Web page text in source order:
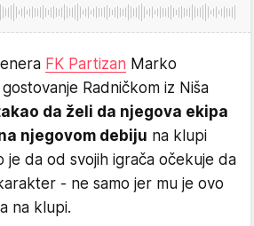
FK Partizan Marko
Radničkom iz Niša
da želi da njegova ekipa
njegovom debiju na klupi
je da od svojih igrača očekuje da
- ne samo jer mu je ovo
na klupi.